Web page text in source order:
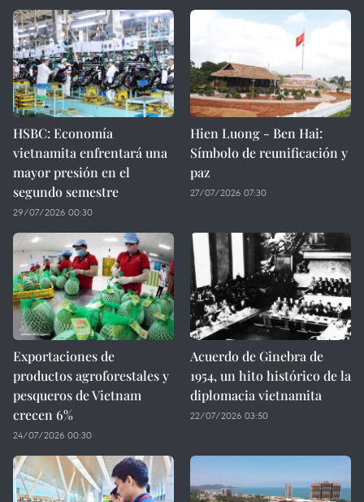
HSBC: Economía
vietnamita enfrentará una
mayor presión en el
segundo semestre
29/07/2026 00:30
Hien Luong - Ben Hai:
Símbolo de reunificación y
paz
27/07/2026 07:30
Exportaciones de
productos agroforestales y
pesqueros de Vietnam
crecen 6%
24/07/2026 00:30
Acuerdo de Ginebra de
1954, un hito histórico de la
diplomacia vietnamita
22/07/2026 03:50